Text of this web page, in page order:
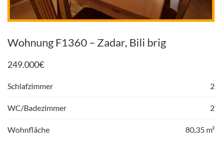
Wohnung F1360 – Zadar, Bili brig
249.000€
Schlafzimmer 2
WC/Badezimmer 2
Wohnfläche 80,35 m²